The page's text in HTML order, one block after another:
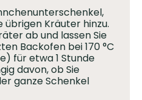
übrigen Kräuter hinzu.
ab und lassen Sie
Backofen bei 170 °C
für etwa 1 Stunde
davon, ob Sie
ganze Schenkel